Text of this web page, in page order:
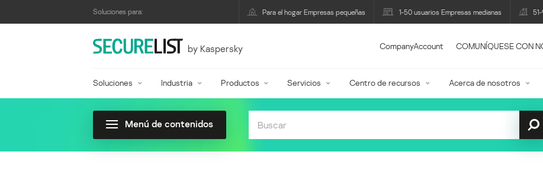
Soluciones para: Para el hogar Empresas pequeñas 1-50 usuarios Empresas medianas
by Kaspersky CompanyAccount COMUNÍQUESE CON
Soluciones Industria Productos Servicios Centro de recursos Acerca de nosotros
Menú de contenidos